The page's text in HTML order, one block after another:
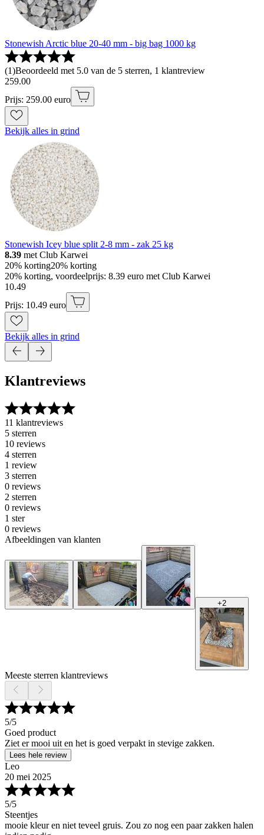
Stonewish Arctic blue 20-40 mm - big bag 1000 kg
(1)Beoordeeld met 5.0 van de 5 sterren, 1 klantreview
259.00
Prijs: 259.00 euro
Bekijk alles in grind
Stonewish Icey blue split 2-8 mm - zak 25 kg
8.39 met Club Karwei
20% korting20% korting
20% korting, voordeelprijs: 8.39 euro met Club Karwei
10.49
Prijs: 10.49 euro
Bekijk alles in grind
Klantreviews
11 klantreviews
5 sterren
10 reviews
4 sterren
1 review
3 sterren
0 reviews
2 sterren
0 reviews
1 ster
0 reviews
Afbeeldingen van klanten
+2
Meeste sterren klantreviews
5/5
Goed product
Ziet er mooi uit en het is goed verpakt in stevige zakken.
Lees hele review
Leo
20 mei 2025
5/5
Steentjes
mooie kleur en niet teveel gruis. Zou zo nog een paar zakken halen